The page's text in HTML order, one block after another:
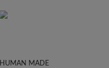
HUMAN MADE